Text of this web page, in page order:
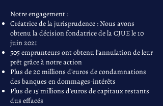
Notre engagement :
Créatrice de la jurisprudence : Nous avons
obtenu la décision fondatrice de la CJUE le 10
juin 2021
505 emprunteurs ont obtenu l'annulation de leur
prêt grâce à notre action
Plus de 20 millions d'euros de condamnations
des banques en dommages-intérêts
Plus de 15 millions d'euros de capitaux restants
dus effacés